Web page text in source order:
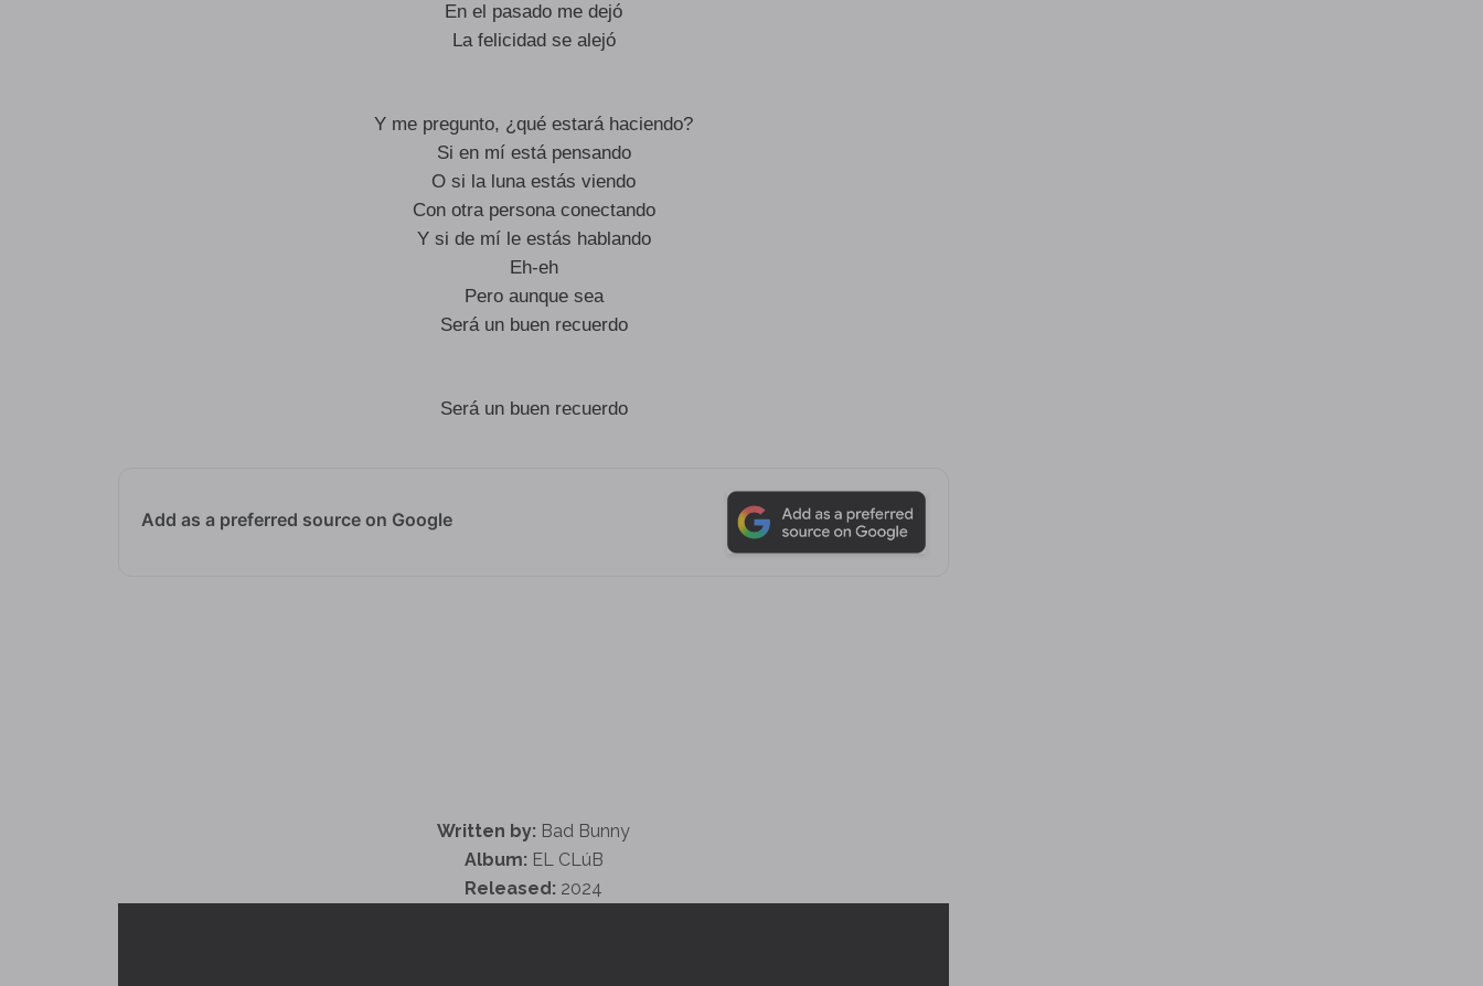
En el pasado me dejó
La felicidad se alejó
Y me pregunto, ¿qué estará haciendo?
Si en mí está pensando
O si la luna estás viendo
Con otra persona conectando
Y si de mí le estás hablando
Eh-eh
Pero aunque sea
Será un buen recuerdo
Será un buen recuerdo
Add as a preferred source on Google
Written by: Bad Bunny
Album: EL CLúB
Released: 2024